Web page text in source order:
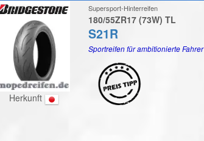
Herkunft
Supersport-Hinterreifen
180/55ZR17 (73W) TL
S21R
Sportreifen für ambitionierte Fahrer